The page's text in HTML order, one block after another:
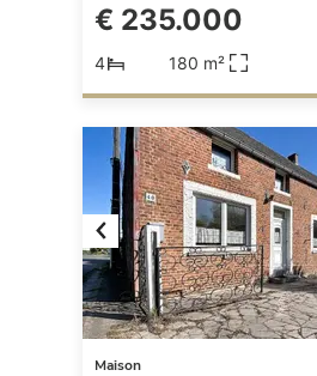
€ 235.000
4 180 m²
Previous
Maison